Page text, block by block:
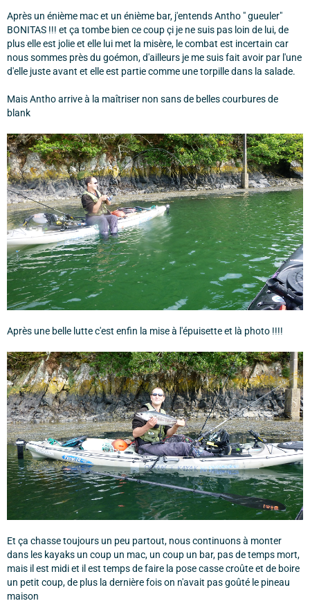
Après un énième mac et un énième bar, j'entends Antho " gueuler"
BONITAS !!! et ça tombe bien ce coup çi je ne suis pas loin de lui, de
plus elle est jolie et elle lui met la misère, le combat est incertain car
nous sommes près du goémon, d'ailleurs je me suis fait avoir par l'une
d'elle juste avant et elle est partie comme une torpille dans la salade.
Mais Antho arrive à la maîtriser non sans de belles courbures de
blank
Après une belle lutte c'est enfin la mise à l'épuisette et là photo !!!!
Et ça chasse toujours un peu partout, nous continuons à monter
dans les kayaks un coup un mac, un coup un bar, pas de temps mort,
mais il est midi et il est temps de faire la pose casse croûte et de boire
un petit coup, de plus la dernière fois on n'avait pas goûté le pineau
maison